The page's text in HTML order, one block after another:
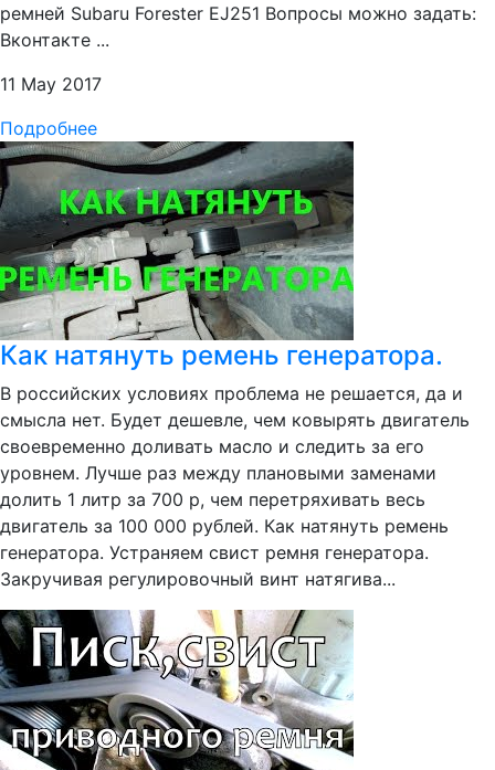
ремней Subaru Forester EJ251 Вопросы можно задать:
Вконтакте ...
11 May 2017
Подробнее
Как натянуть ремень генератора.
В российских условиях проблема не решается, да и
смысла нет. Будет дешевле, чем ковырять двигатель
своевременно доливать масло и следить за его
уровнем. Лучше раз между плановыми заменами
долить 1 литр за 700 р, чем перетряхивать весь
двигатель за 100 000 рублей. Как натянуть ремень
генератора. Устраняем свист ремня генератора.
Закручивая регулировочный винт натягива...